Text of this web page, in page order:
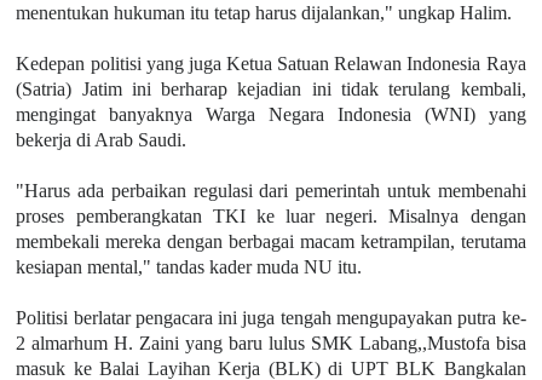
menentukan hukuman itu tetap harus dijalankan," ungkap Halim.
Kedepan politisi yang juga Ketua Satuan Relawan Indonesia Raya
(Satria) Jatim ini berharap kejadian ini tidak terulang kembali,
mengingat banyaknya Warga Negara Indonesia (WNI) yang
bekerja di Arab Saudi.
"Harus ada perbaikan regulasi dari pemerintah untuk membenahi
proses pemberangkatan TKI ke luar negeri. Misalnya dengan
membekali mereka dengan berbagai macam ketrampilan, terutama
kesiapan mental," tandas kader muda NU itu.
Politisi berlatar pengacara ini juga tengah mengupayakan putra ke-
2 almarhum H. Zaini yang baru lulus SMK Labang,,Mustofa bisa
masuk ke Balai Layihan Kerja (BLK) di UPT BLK Bangkalan